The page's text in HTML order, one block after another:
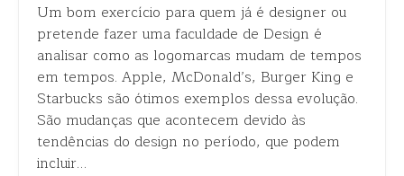
Um bom exercício para quem já é designer ou
pretende fazer uma faculdade de Design é
analisar como as logomarcas mudam de tempos
em tempos. Apple, McDonald’s, Burger King e
Starbucks são ótimos exemplos dessa evolução.
São mudanças que acontecem devido às
tendências do design no período, que podem
incluir…